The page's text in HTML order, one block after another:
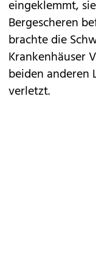
eingeklemmt,
Bergescheren
brachte die
Krankenhäuser
beiden
verletzt.